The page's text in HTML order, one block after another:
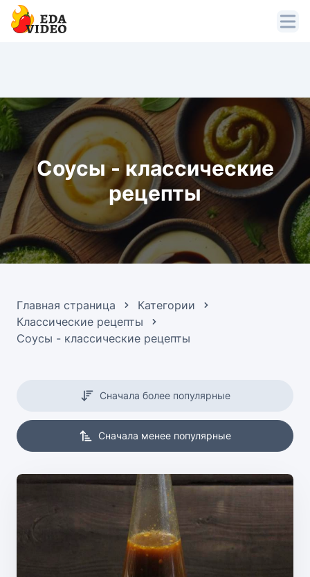
Соусы - классические
рецепты
Главная страница
Категории
Классические рецепты
Соусы - классические рецепты
Сначала более популярные
Сначала менее популярные